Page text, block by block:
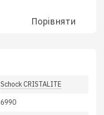
Порівняти
Schock CRISTALITE
6990